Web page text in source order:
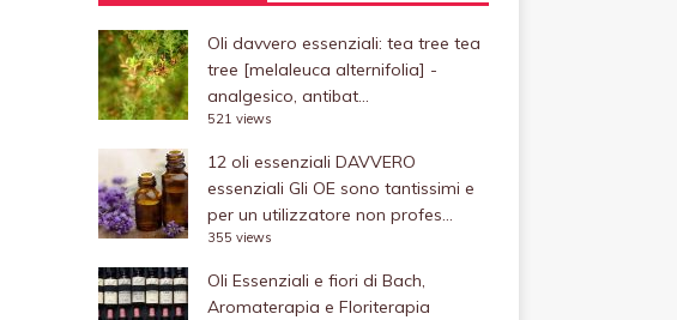
Oli davvero essenziali: tea tree tea
tree [melaleuca alternifolia] -
analgesico, antibat...
521 views
12 oli essenziali DAVVERO
essenziali Gli OE sono tantissimi e
per un utilizzatore non profes...
355 views
Oli Essenziali e fiori di Bach,
Aromaterapia e Floriterapia